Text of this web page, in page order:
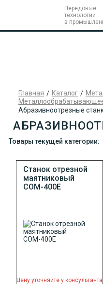
Передовые
технологии
в
Главная Каталог
Абразивноотрезные
Товары текущей категории:
Станок отрезной
маятниковый
СОМ-400Е
Цену уточняйте у консультанта